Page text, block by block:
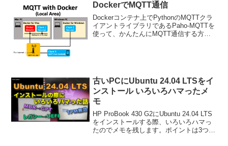
DockerでMQTT通信
Dockerコンテナ上でPythonのMQTTクラ
イアントライブラリであるPaho-MQTTを
使って、かんたんにMQTT通信する方法
古いPCにUbuntu 24.04 LTSをイ
ンストール いろいろハマったメ
モ
HP ProBook 430 G2にUbuntu 24.04 LTS
をインストールする際、いろいろハマっ
たのでメモを残します。ポイントは3つ。